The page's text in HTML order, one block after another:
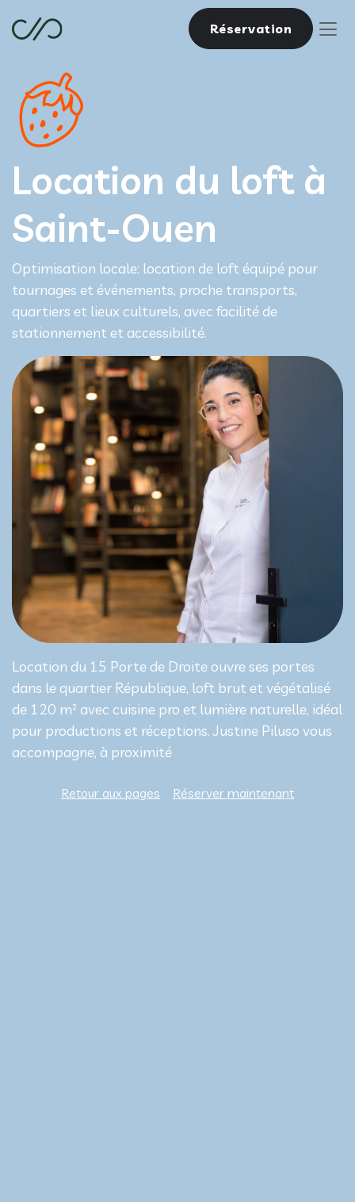
Réservation
Location du loft à
Saint-Ouen
Optimisation locale: location de loft équipé pour
tournages et événements, proche transports,
quartiers et lieux culturels, avec facilité de
stationnement et accessibilité.
Location du 15 Porte de Droite ouvre ses portes
dans le quartier République, loft brut et végétalisé
de 120 m² avec cuisine pro et lumière naturelle, idéal
pour productions et réceptions. Justine Piluso vous
accompagne, à proximité
Retour aux pages Réserver maintenant